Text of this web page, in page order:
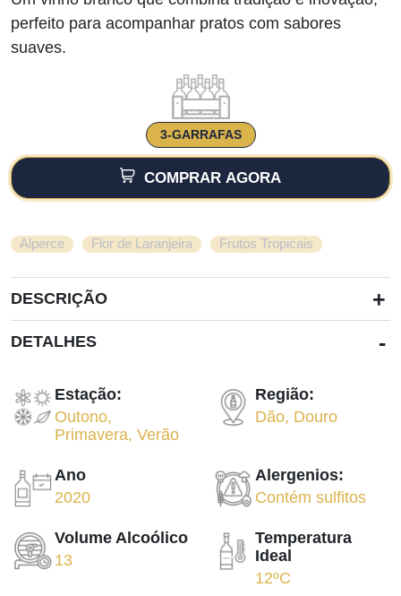
perfeito para acompanhar pratos com sabores
suaves.
3-GARRAFAS
COMPRAR AGORA
Alperce Flor de Laranjeira Frutos Tropicais
DESCRIÇÃO +
DETALHES -
Estação:
Outono,
Primavera,Verão
Região:
Dão, Douro
Ano
2020
Alergenios:
Contém sulfitos
Volume Alcoólico
13
Temperatura
Ideal
12ºC